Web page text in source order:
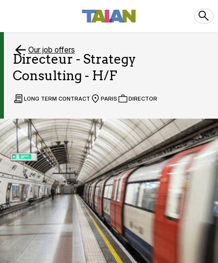
Our job offers
Directeur - Strategy
Consulting - H/F
LONG TERM CONTRACT PARIS DIRECTOR